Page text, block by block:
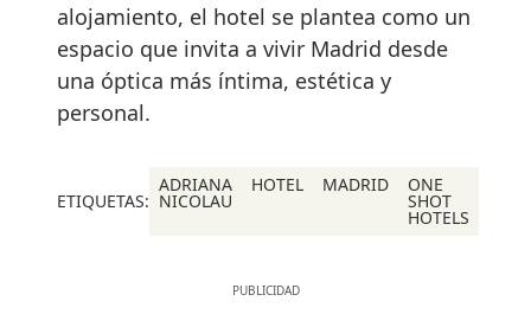
alojamiento, el hotel se plantea como un
espacio que invita a vivir Madrid desde
una óptica más íntima, estética y
personal.
ETIQUETAS:
ADRIANA
NICOLAU
HOTEL MADRID ONE
SHOT
HOTELS